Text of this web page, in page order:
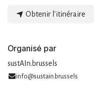
Obtenir l'itinéraire
Organisé par
sustAIn.brussels
info@sustain.brussels